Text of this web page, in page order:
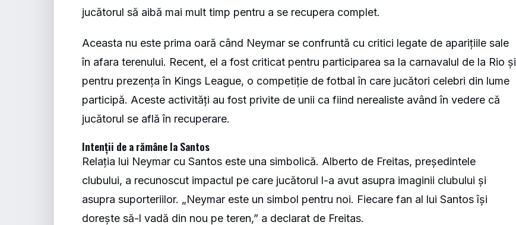
jucătorul să aibă mai mult timp pentru a se recupera complet.
Aceasta nu este prima oară când Neymar se confruntă cu critici legate de aparițiile sale
în afara terenului. Recent, el a fost criticat pentru participarea sa la carnavalul de la Rio și
pentru prezența în Kings League, o competiție de fotbal în care jucători celebri din lume
participă. Aceste activități au fost privite de unii ca fiind nerealiste având în vedere că
jucătorul se află în recuperare.
Intenții de a rămâne la Santos
Relația lui Neymar cu Santos este una simbolică. Alberto de Freitas, președintele
clubului, a recunoscut impactul pe care jucătorul l-a avut asupra imaginii clubului și
asupra suporteriilor. „Neymar este un simbol pentru noi. Fiecare fan al lui Santos își
dorește să-l vadă din nou pe teren,” a declarat de Freitas.